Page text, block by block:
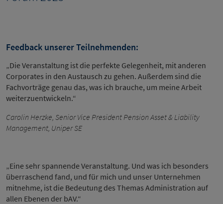
Feedback unserer Teilnehmenden:
„Die Veranstaltung ist die perfekte Gelegenheit, mit anderen
Corporates in den Austausch zu gehen. Außerdem sind die
Fachvorträge genau das, was ich brauche, um meine Arbeit
weiterzuentwickeln.“
Carolin Herzke, Senior Vice President Pension Asset & Liability
Management, Uniper SE
„Eine sehr spannende Veranstaltung. Und was ich besonders
überraschend fand, und für mich und unser Unternehmen
mitnehme, ist die Bedeutung des Themas Administration auf
allen Ebenen der bAV.“